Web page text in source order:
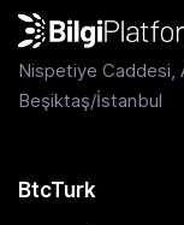
Nispetiye Caddesi,
Beşiktaş/İstanbul
BtcTurk